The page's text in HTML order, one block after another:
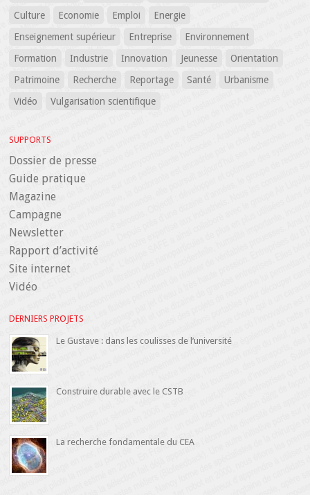
Culture
Economie Emploi
Energie
Enseignement supérieur
Entreprise
Environnement
Formation
Industrie Innovation Jeunesse
Orientation
Patrimoine
Recherche Reportage Santé
Urbanisme
Vidéo
Vulgarisation scientifique
SUPPORTS
Dossier de presse
Guide pratique
Magazine
Campagne
Newsletter
Rapport d’activité
Site internet
Vidéo
DERNIERS PROJETS
Le Gustave : dans les coulisses de l’université
Construire durable avec le CSTB
La recherche fondamentale du CEA